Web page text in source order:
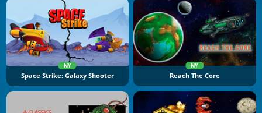
NY
Space Strike: Galaxy Shooter
NY
Reach The Core